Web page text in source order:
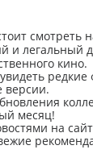
смотреть
и легальный
кино.
версии.
месяц!
на